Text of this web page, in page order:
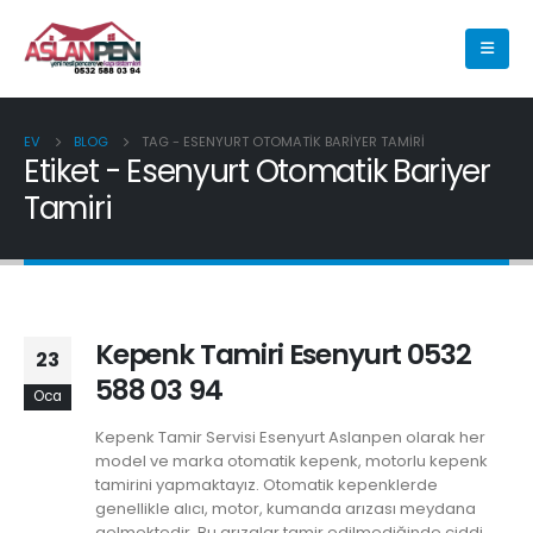
EV BLOG TAG - ESENYURT OTOMATIK BARIYER TAMIRI
Etiket - Esenyurt Otomatik Bariyer
Tamiri
23
Oca
Kepenk Tamiri Esenyurt 0532
588 03 94
Kepenk Tamir Servisi Esenyurt Aslanpen olarak her
model ve marka otomatik kepenk, motorlu kepenk
tamirini yapmaktayız. Otomatik kepenklerde
genellikle alıcı, motor, kumanda arızası meydana